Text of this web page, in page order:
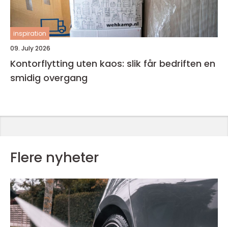
inspiration
09. July 2026
Kontorflytting uten kaos: slik får bedriften en
smidig overgang
Flere nyheter